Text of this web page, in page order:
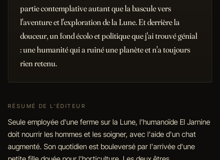
partie contemplative autant que la bascule vers
l'aventure et l'exploration de la Lune. Et derrière la
douceur, un fond écolo et politique que j'ai trouvé génial
: une humanité qui a ruiné une planète et n'a toujours
rien retenu.
RÉSUMÉ DE L'ÉDITEUR
Seule employée d'une ferme sur la Lune, l'humanoïde El Jarnine
doit nourrir les hommes et les soigner, avec l'aide d'un chat
augmenté. Son quotidien est bouleversé par l'arrivée d'une